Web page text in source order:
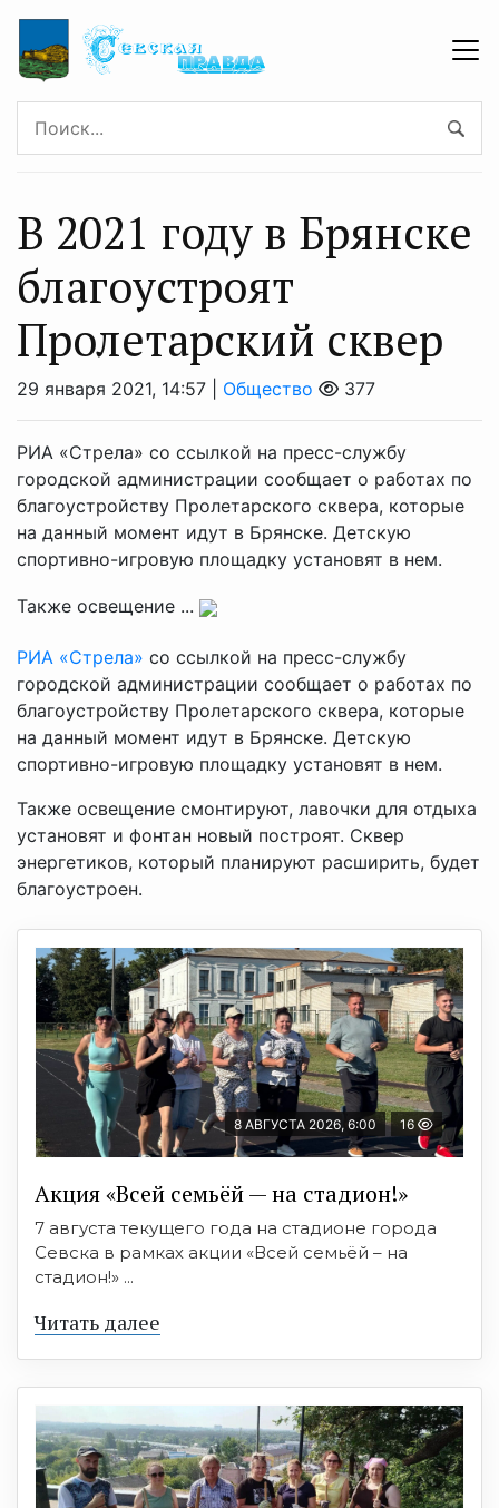
В 2021 году в Брянске
благоустроят
Пролетарский сквер
29 января 2021, 14:57 | Общество 377
РИА «Стрела» со ссылкой на пресс-службу
городской администрации сообщает о работах по
благоустройству Пролетарского сквера, которые
на данный момент идут в Брянске. Детскую
спортивно-игровую площадку установят в нем.
Также освещение ...
РИА «Стрела» со ссылкой на пресс-службу
городской администрации сообщает о работах по
благоустройству Пролетарского сквера, которые
на данный момент идут в Брянске. Детскую
спортивно-игровую площадку установят в нем.
Также освещение смонтируют, лавочки для отдыха
установят и фонтан новый построят. Сквер
энергетиков, который планируют расширить, будет
благоустроен.
8 АВГУСТА 2026, 6:00 16
Акция «Всей семьёй — на стадион!»
7 августа текущего года на стадионе города
Севска в рамках акции «Всей семьёй – на
стадион!» ...
Читать далее